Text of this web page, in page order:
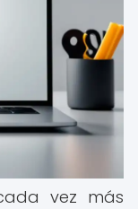
vez más